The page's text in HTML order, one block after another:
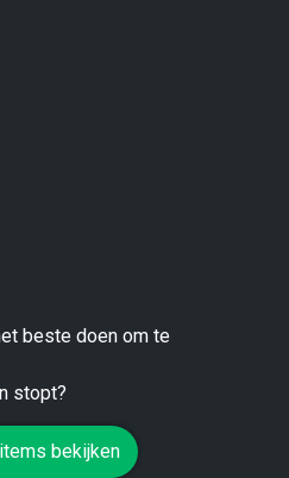
beste doen om te
stopt?
bekijken